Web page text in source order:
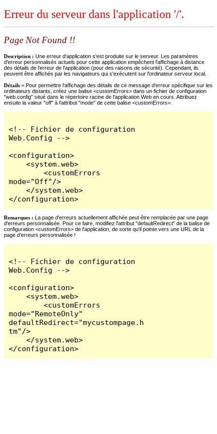
Erreur du serveur dans l'application '/'.
Page Not Found !!
Description : Une erreur d'application s'est produite sur le serveur. Les paramètres
d'erreur personnalisés actuels pour cette application empêchent l'affichage à distance
des détails de l'erreur de l'application (pour des raisons de sécurité). Cependant, ils
peuvent être affichés par les navigateurs qui s'exécutent sur l'ordinateur serveur local.
Détails = Pour permettre l'affichage des détails de ce message d'erreur spécifique sur les
ordinateurs distants, créez une balise <customErrors> dans un fichier de configuration
"web.config" situé dans le répertoire racine de l'application Web en cours. Attribuez
ensuite la valeur "off" à l'attribut "mode" de cette balise <customErrors>.
<!-- Fichier de configuration
Web.Config -->
<configuration>
    <system.web>
        <customErrors
mode="Off"/>
    </system.web>
</configuration>
Remarques : La page d'erreurs actuellement affichée peut être remplacée par une page
d'erreurs personnalisée. Pour ce faire, modifiez l'attribut "defaultRedirect" de la balise de
configuration <customErrors> de l'application, de sorte qu'il pointe vers une URL de la
page d'erreurs personnalisée !
<!-- Fichier de configuration
Web.Config -->
<configuration>
    <system.web>
        <customErrors
mode="RemoteOnly"
defaultRedirect="mycustompage.h
tm"/>
    </system.web>
</configuration>